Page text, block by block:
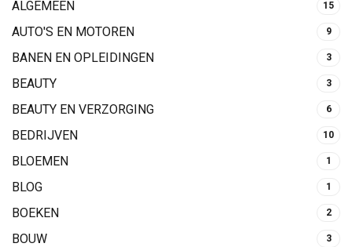
ALGEMEEN 15
AUTO'S EN MOTOREN 9
BANEN EN OPLEIDINGEN 3
BEAUTY 3
BEAUTY EN VERZORGING 6
BEDRIJVEN 10
BLOEMEN 1
BLOG 1
BOEKEN 2
BOUW 3